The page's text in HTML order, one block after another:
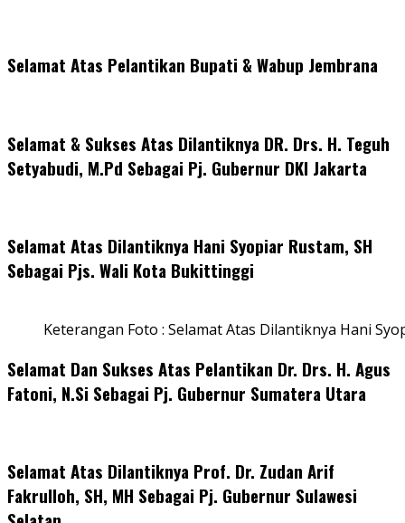
Selamat Atas Pelantikan Bupati & Wabup Jembrana
Selamat & Sukses Atas Dilantiknya DR. Drs. H. Teguh
Setyabudi, M.Pd Sebagai Pj. Gubernur DKI Jakarta
Selamat Atas Dilantiknya Hani Syopiar Rustam, SH
Sebagai Pjs. Wali Kota Bukittinggi
Keterangan Foto : Selamat Atas Dilantiknya Hani
Selamat Dan Sukses Atas Pelantikan Dr. Drs. H. Agus
Fatoni, N.Si Sebagai Pj. Gubernur Sumatera Utara
Selamat Atas Dilantiknya Prof. Dr. Zudan Arif
Fakrulloh, SH, MH Sebagai Pj. Gubernur Sulawesi